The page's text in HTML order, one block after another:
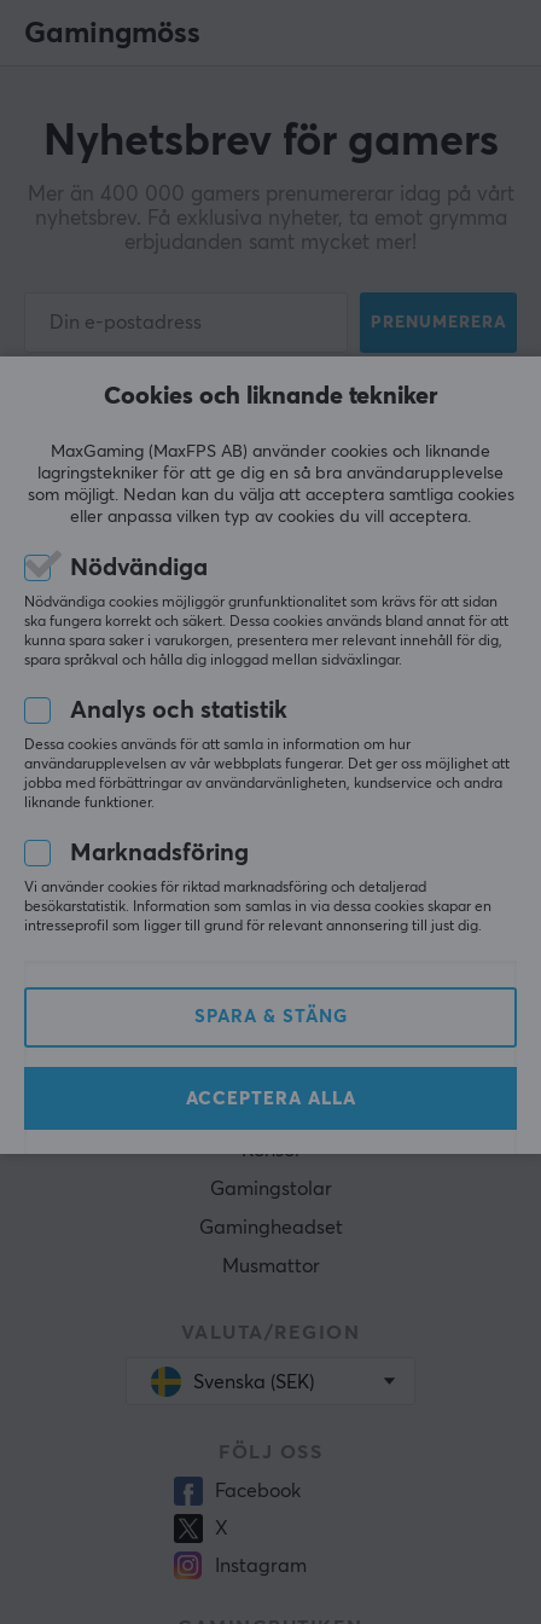
Gamingmöss
Nyhetsbrev för gamers
Mer än 400 000 gamers prenumererar idag på vårt
nyhetsbrev. Få exklusiva nyheter, ta emot grymma
erbjudanden samt mycket mer!
PRENUMERERA
KUNDSERVICE
Kundtjänst
Ångra köp
Lediga tjänster
Betalsätt
Dataskyddspolicy
Trygg e-handel
Gamingmöss
Konsol
Gamingstolar
Gamingheadset
Musmattor
VALUTA/REGION
Svenska (SEK)
FÖLJ OSS
Facebook
X
Instagram
Cookies och liknande tekniker
MaxGaming (MaxFPS AB) använder cookies och liknande
lagringstekniker för att ge dig en så bra användarupplevelse
som möjligt. Nedan kan du välja att acceptera samtliga cookies
eller anpassa vilken typ av cookies du vill acceptera.
Nödvändiga
Nödvändiga cookies möjliggör grunfunktionalitet som krävs för att sidan
ska fungera korrekt och säkert. Dessa cookies används bland annat för att
kunna spara saker i varukorgen, presentera mer relevant innehåll för dig,
spara språkval och hålla dig inloggad mellan sidväxlingar.
Analys och statistik
Dessa cookies används för att samla in information om hur
användarupplevelsen av vår webbplats fungerar. Det ger oss möjlighet att
jobba med förbättringar av användarvänligheten, kundservice och andra
liknande funktioner.
Marknadsföring
Vi använder cookies för riktad marknadsföring och detaljerad
besökarstatistik. Information som samlas in via dessa cookies skapar en
intresseprofil som ligger till grund för relevant annonsering till just dig.
SPARA & STÄNG
ACCEPTERA ALLA